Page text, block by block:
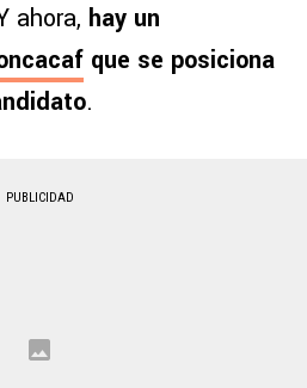
ahora, hay un
que se posiciona
.
PUBLICIDAD